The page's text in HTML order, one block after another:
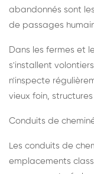
abandonnés sont
de passages
Dans les fermes et
s'installent
n'inspecte
vieux foin,
Conduits de
Les conduits de
emplacements